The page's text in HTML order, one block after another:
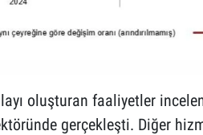
oluşturan faaliyetler
gerçekleşti. Diğer